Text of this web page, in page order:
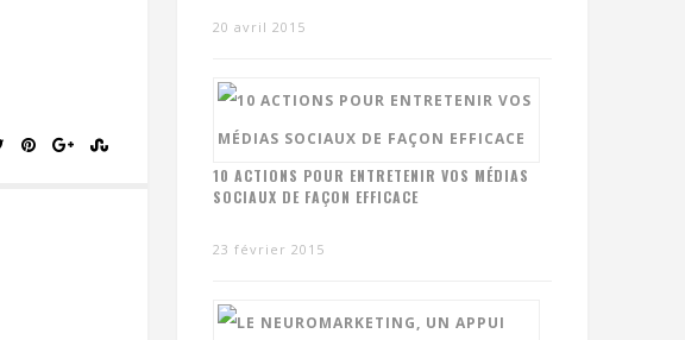
20 avril 2015
10 ACTIONS POUR ENTRETENIR VOS MÉDIAS
SOCIAUX DE FAÇON EFFICACE
23 février 2015